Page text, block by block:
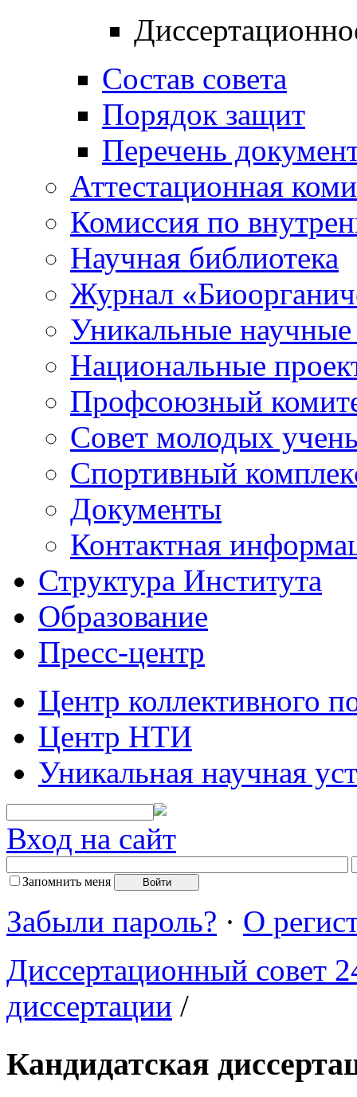
Состав совета
Порядок защит
Перечень
Аттестационная
Комиссия по
Научная библиотека
Журнал
Уникальные научные
Национальные
Профсоюзный
Совет молодых
Спортивный
Документы
Контактная
Структура Института
Образование
Пресс-центр
Центр коллективного
Центр НТИ
Уникальная научная
Вход на сайт
Запомнить меня
Забыли пароль? · О
Диссертационный совет
диссертации /
Кандидатская